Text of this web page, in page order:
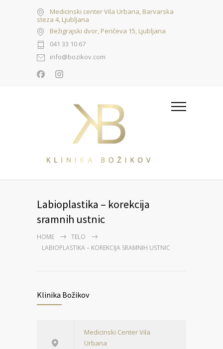
Medicinski center Vila Urbana, Barvarska
steza 4, Ljubljana
Bežigrajski dvor, Peričeva 15, Ljubljana
041 33 10 67
info@bozikov.com
Labioplastika – korekcija
sramnih ustnic
HOME
TELO
LABIOPLASTIKA – KOREKCIJA SRAMNIH USTNIC
Klinika Božikov
Medicinski Center Vila
Urbana